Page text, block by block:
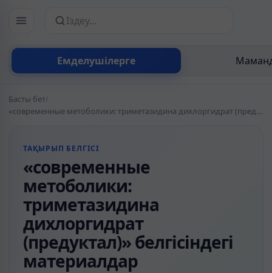
Емделушілерге
Сайттан іздеу
Басты бет/
«современные метоболики: триметазидина дихлоргидрат (предуктал)» белгісіндегі материалдар
ТАҚЫРЫП БЕЛГІСІ
«современные
метоболики:
триметазидина
дихлоргидрат
(предуктал)» белгісіндегі
материалдар